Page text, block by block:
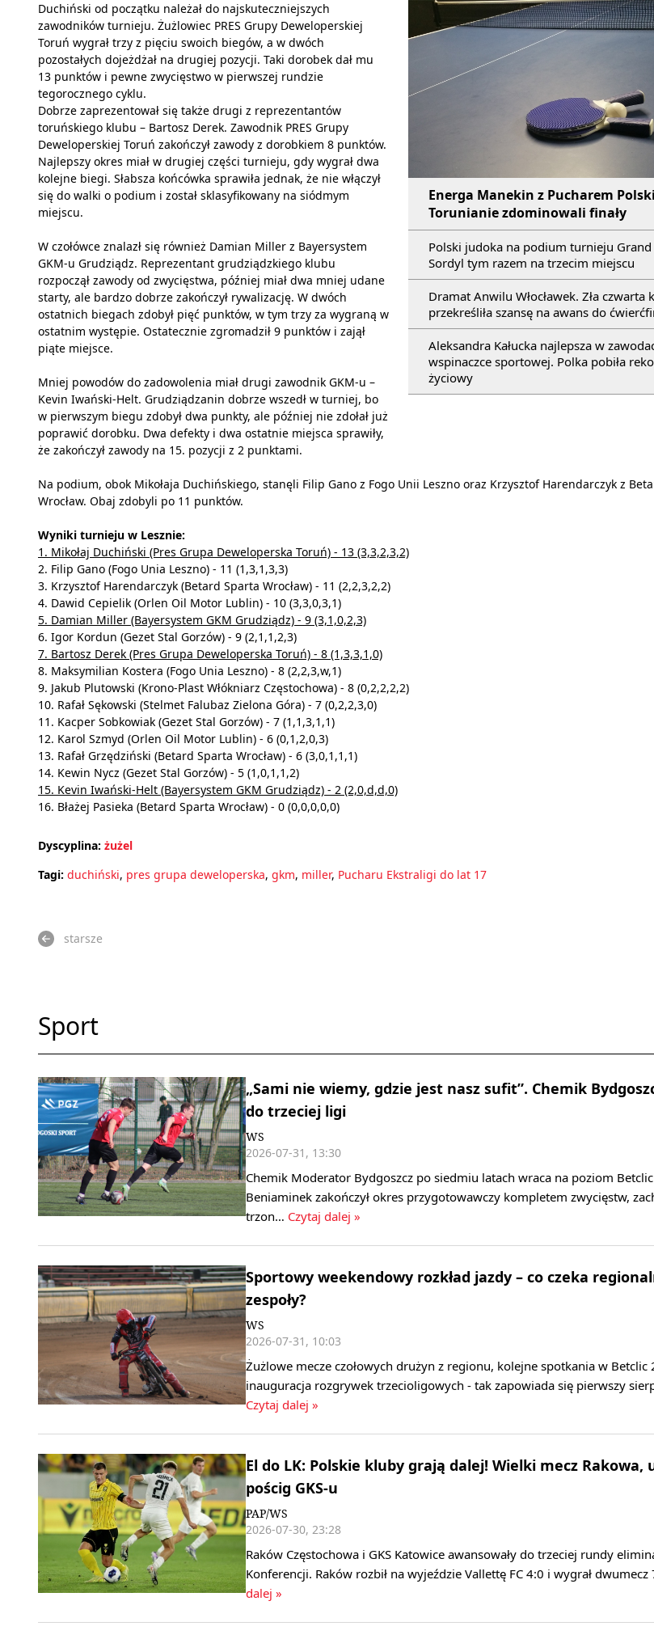
Energa Manekin z Pucharem
Torunianie zdominowali finały
Polski judoka na podium turnieju Grand
Sordyl tym razem na trzecim miejscu
Dramat Anwilu Włocławek. Zła czwarta
przekreśliła szansę na awans do
Aleksandra Kałucka najlepsza w
wspinaczce sportowej. Polka pobiła
życiowy
Duchiński od początku należał do najskuteczniejszych
zawodników turnieju. Żużlowiec PRES Grupy Deweloperskiej
Toruń wygrał trzy z pięciu swoich biegów, a w dwóch
pozostałych dojeżdżał na drugiej pozycji. Taki dorobek dał mu
13 punktów i pewne zwycięstwo w pierwszej rundzie
tegorocznego cyklu.
Dobrze zaprezentował się także drugi z reprezentantów
toruńskiego klubu – Bartosz Derek. Zawodnik PRES Grupy
Deweloperskiej Toruń zakończył zawody z dorobkiem 8 punktów.
Najlepszy okres miał w drugiej części turnieju, gdy wygrał dwa
kolejne biegi. Słabsza końcówka sprawiła jednak, że nie włączył
się do walki o podium i został sklasyfikowany na siódmym
miejscu.
W czołówce znalazł się również Damian Miller z Bayersystem
GKM-u Grudziądz. Reprezentant grudziądzkiego klubu
rozpoczął zawody od zwycięstwa, później miał dwa mniej udane
starty, ale bardzo dobrze zakończył rywalizację. W dwóch
ostatnich biegach zdobył pięć punktów, w tym trzy za wygraną w
ostatnim występie. Ostatecznie zgromadził 9 punktów i zajął
piąte miejsce.
Mniej powodów do zadowolenia miał drugi zawodnik GKM-u –
Kevin Iwański-Helt. Grudziądzanin dobrze wszedł w turniej, bo
w pierwszym biegu zdobył dwa punkty, ale później nie zdołał już
poprawić dorobku. Dwa defekty i dwa ostatnie miejsca sprawiły,
że zakończył zawody na 15. pozycji z 2 punktami.
Na podium, obok Mikołaja Duchińskiego, stanęli Filip Gano z Fogo Unii Leszno oraz Krzysztof Harendarczyk z
Wrocław. Obaj zdobyli po 11 punktów.
Wyniki turnieju w Lesznie:
1. Mikołaj Duchiński (Pres Grupa Deweloperska Toruń) - 13 (3,3,2,3,2)
2. Filip Gano (Fogo Unia Leszno) - 11 (1,3,1,3,3)
3. Krzysztof Harendarczyk (Betard Sparta Wrocław) - 11 (2,2,3,2,2)
4. Dawid Cepielik (Orlen Oil Motor Lublin) - 10 (3,3,0,3,1)
5. Damian Miller (Bayersystem GKM Grudziądz) - 9 (3,1,0,2,3)
6. Igor Kordun (Gezet Stal Gorzów) - 9 (2,1,1,2,3)
7. Bartosz Derek (Pres Grupa Deweloperska Toruń) - 8 (1,3,3,1,0)
8. Maksymilian Kostera (Fogo Unia Leszno) - 8 (2,2,3,w,1)
9. Jakub Plutowski (Krono-Plast Włókniarz Częstochowa) - 8 (0,2,2,2,2)
10. Rafał Sękowski (Stelmet Falubaz Zielona Góra) - 7 (0,2,2,3,0)
11. Kacper Sobkowiak (Gezet Stal Gorzów) - 7 (1,1,3,1,1)
12. Karol Szmyd (Orlen Oil Motor Lublin) - 6 (0,1,2,0,3)
13. Rafał Grzędziński (Betard Sparta Wrocław) - 6 (3,0,1,1,1)
14. Kewin Nycz (Gezet Stal Gorzów) - 5 (1,0,1,1,2)
15. Kevin Iwański-Helt (Bayersystem GKM Grudziądz) - 2 (2,0,d,d,0)
16. Błażej Pasieka (Betard Sparta Wrocław) - 0 (0,0,0,0,0)
Dyscyplina: żużel
Tagi: duchiński, pres grupa deweloperska, gkm, miller, Pucharu Ekstraligi do lat 17
starsze
Sport
„Sami nie wiemy, gdzie jest nasz sufit”. Chemik
do trzeciej ligi
WS
2026-07-31, 13:30
Chemik Moderator Bydgoszcz po siedmiu latach wraca na poziom
Beniaminek zakończył okres przygotowawczy kompletem zwycięstw,
trzon… Czytaj dalej »
Sportowy weekendowy rozkład jazdy – co czeka
zespoły?
WS
2026-07-31, 10:03
Żużlowe mecze czołowych drużyn z regionu, kolejne spotkania w Betclic
inauguracja rozgrywek trzecioligowych - tak zapowiada się pierwszy
Czytaj dalej »
El do LK: Polskie kluby grają dalej! Wielki mecz Rakowa,
pościg GKS-u
PAP/WS
2026-07-30, 23:28
Raków Częstochowa i GKS Katowice awansowały do trzeciej rundy
Konferencji. Raków rozbił na wyjeździe Vallettę FC 4:0 i wygrał
dalej »